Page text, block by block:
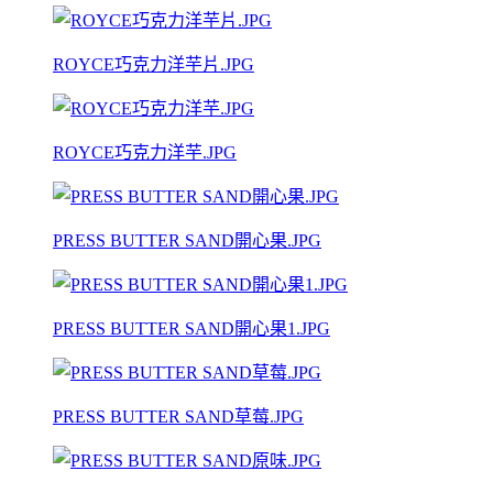
ROYCE巧克力洋芉片.JPG
ROYCE巧克力洋芉.JPG
PRESS BUTTER SAND開心果.JPG
PRESS BUTTER SAND開心果1.JPG
PRESS BUTTER SAND草莓.JPG